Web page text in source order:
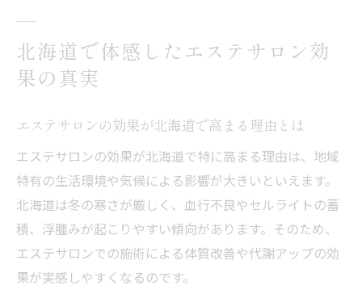
北海道の気候がエステサロン効果に与える
影響
エステサロンで美肌と体型を同時に目指す
秘密
エステサロンでセルライトを効率的にケア
する方法
北海道で選ぶセルライト対策向けエステサ
北海道で体感したエステサロン効
果の真実
エステサロンの効果が北海道で高まる理由とは
エステサロンの効果が北海道で特に高まる理由は、地域
特有の生活環境や気候による影響が大きいといえます。
北海道は冬の寒さが厳しく、血行不良やセルライトの蓄
積、浮腫みが起こりやすい傾向があります。そのため、
エステサロンでの施術による体質改善や代謝アップの効
果が実感しやすくなるのです。